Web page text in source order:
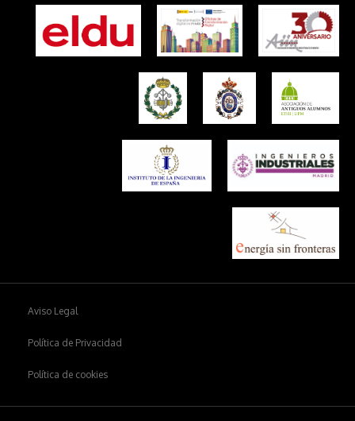
Aviso Legal
Política de Privacidad
Política de cookies